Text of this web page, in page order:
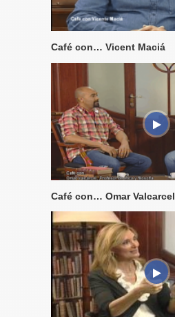
Café con… Vicent Maciá
Café con… Omar Valcarcel